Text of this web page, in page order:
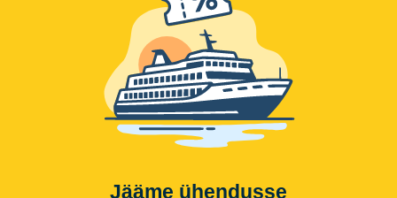
Jääme ühendusse